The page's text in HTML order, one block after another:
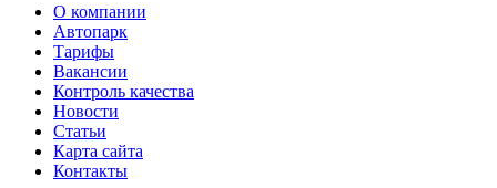
О компании
Автопарк
Тарифы
Вакансии
Контроль качества
Новости
Статьи
Карта сайта
Контакты